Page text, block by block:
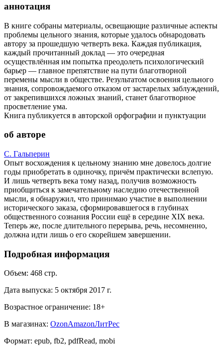
аннотация
В книге собраны материалы, освещающие различные аспекты
проблемы цельного знания, которые удалось обнародовать
автору за прошедшую четверть века. Каждая публикация,
каждый прочитанный доклад — это очередная
осуществлённая им попытка преодолеть психологический
барьер — главное препятствие на пути благотворной
перемены мысли в обществе. Результатом освоения цельного
знания, сопровождаемого отказом от застарелых заблуждений,
от закрепившихся ложных знаний, станет благотворное
просветление ума.
Книга публикуется в авторской орфографии и пунктуации
об авторе
С. Гальперин
Опыт восхождения к цельному знанию мне довелось долгие
годы приобретать в одиночку, причём практически вслепую.
И лишь четверть века тому назад, получив возможность
приобщиться к замечательному наследию отечественной
мысли, я обнаружил, что принимаю участие в выполнении
исторического заказа, сформировавшегося в глубинах
общественного сознания России ещё в середине XIX века.
Теперь же, после длительного перерыва, речь, несомненно,
должна идти лишь о его скорейшем завершении.
Подробная информация
Объем: 468 стр.
Дата выпуска: 5 октября 2017 г.
Возрастное ограничение: 18+
В магазинах: OzonAmazonЛитРес
Формат: epub, fb2, pdfRead, mobi